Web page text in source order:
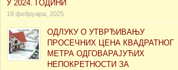
У 2024. ГОДИНИ
18 фебруара, 2025
ОДЛУКУ О УТВРЂИВАЊУ
ПРОСЕЧНИХ ЦЕНА КВАДРАТНОГ
МЕТРА ОДГОВАРАЈУЋИХ
НЕПОКРЕТНОСТИ ЗА